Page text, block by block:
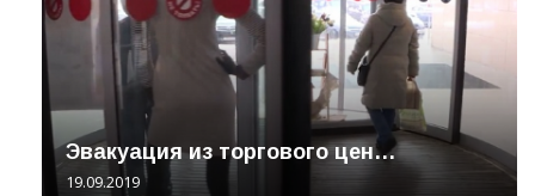
Эвакуация из торгового цен…
19.09.2019